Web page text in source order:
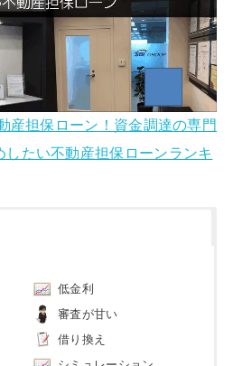
産担保ローン！資金調達の専門
たい不動産担保ローンランキ
低金利
審査が甘い
借り換え